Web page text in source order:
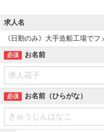
求人名
《日勤のみ》大手造船工場で
お名前
お名前（ひらがな）